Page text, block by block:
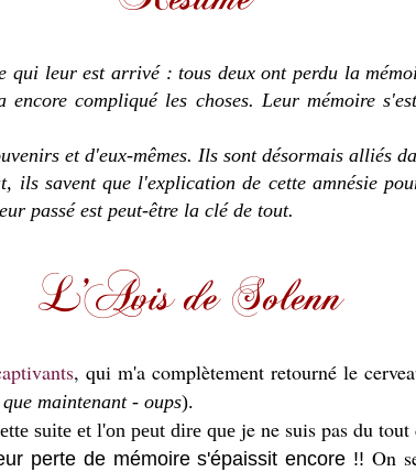
qui leur est arrivé : tous deux ont perdu la
compliqué les choses. Leur mémoire
et d'eux-mêmes. Ils sont désormais alliés
ils savent que l'explication de cette amnésie
passé est peut-être la clé de tout.
, qui m'a complètement retourné le
maintenant - oups).
suite et l'on peut dire que je ne suis pas du tout
perte de mémoire s'épaissit encore !! On